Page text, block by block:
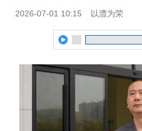
2026-07-01 10:15 以澧为荣